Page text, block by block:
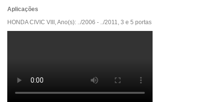
Aplicações
HONDA CIVIC VIII, Ano(s): ../2006 - ../2011, 3 e 5 portas